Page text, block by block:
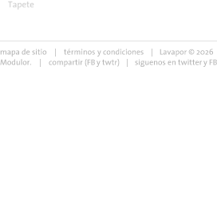
Tapete
mapa de sitio términos y condiciones Lavapor © 2026
Modulor.
compartir (FB y twtr) siguenos en twitter y FB